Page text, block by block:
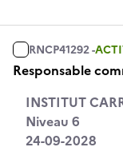
RNCP41292 -
Responsable
INSTITUT
Niveau 6
24-09-2028